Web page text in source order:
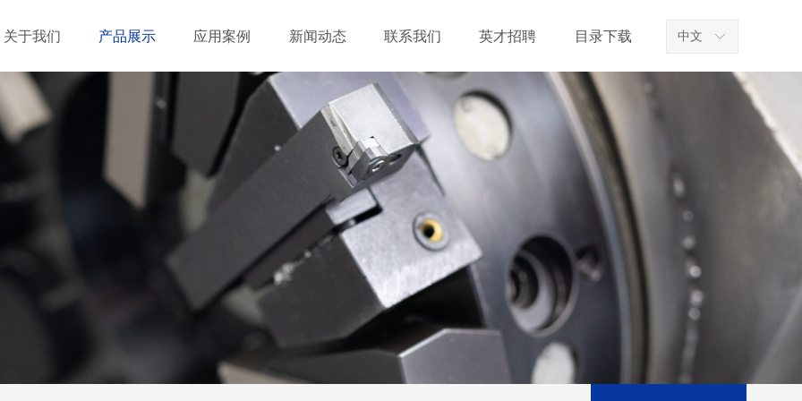
关于我们 产品展示 应用案例 新闻动态 联系我们 英才招聘 目录下载 ꀅ
中文